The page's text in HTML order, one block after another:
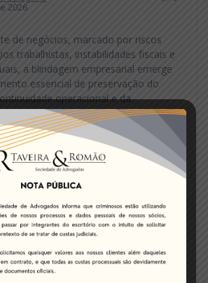
2026
de negócios, marcado por riscos
trabalhistas, instabilidades fiscais e
a blindagem empresarial emerge
essencial de preservação do
operacional e da
da empresa. Mais do que uma
essa prática representa um
de estratégias jurídicas,
& Romão
de Advogados recebem